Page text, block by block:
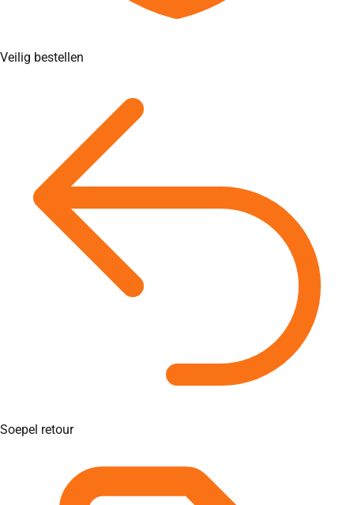
Veilig bestellen
Soepel retour